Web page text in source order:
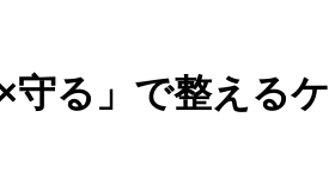
守る」で整えるケ